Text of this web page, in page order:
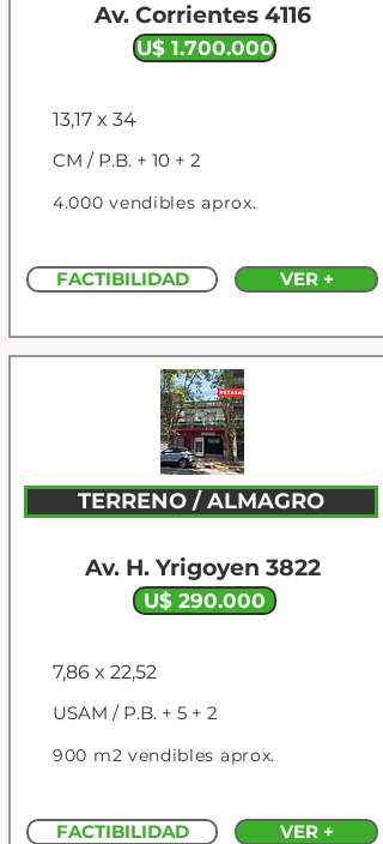
Av. Corrientes 4116
U$ 1.700.000
13,17 x 34
CM / P.B. + 10 + 2
4.000 vendibles aprox.
FACTIBILIDAD VER +
TERRENO / ALMAGRO
Av. H. Yrigoyen 3822
U$ 290.000
7,86 x 22,52
USAM / P.B. + 5 + 2
900 m2 vendibles aprox.
FACTIBILIDAD VER +